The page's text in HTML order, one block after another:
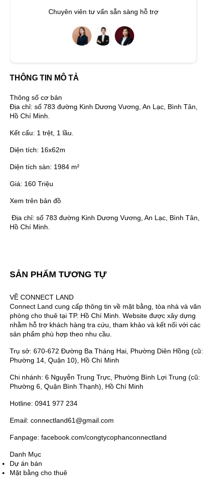
Chuyên viên tư vấn sẵn sàng hỗ trợ
THÔNG TIN MÔ TẢ
Thông số cơ bản
Địa chỉ: số 783 đường Kinh Dương Vương, An Lạc, Bình Tân,
Hồ Chí Minh.
Kết cấu: 1 trệt, 1 lầu.
Diện tích: 16x62m
Diện tích sàn: 1984 m²
Giá: 160 Triệu
Xem trên bản đồ
Địa chỉ: số 783 đường Kinh Dương Vương, An Lạc, Bình Tân,
Hồ Chí Minh.
SẢN PHẨM TƯƠNG TỰ
VỀ CONNECT LAND
Connect Land cung cấp thông tin về mặt bằng, tòa nhà và văn
phòng cho thuê tại TP. Hồ Chí Minh. Website được xây dựng
nhằm hỗ trợ khách hàng tra cứu, tham khảo và kết nối với các
sản phẩm phù hợp theo nhu cầu.
Trụ sở: 670-672 Đường Ba Tháng Hai, Phường Diên Hồng (cũ:
Phường 14, Quận 10), Hồ Chí Minh
Chi nhánh: 6 Nguyễn Trung Trực, Phường Bình Lợi Trung (cũ:
Phường 6, Quận Bình Thạnh), Hồ Chí Minh
Hotline: 0941 977 234
Email: connectland61@gmail.com
Fanpage: facebook.com/congtycophanconnectland
Danh Mục
Dự án bán
Mặt bằng cho thuê